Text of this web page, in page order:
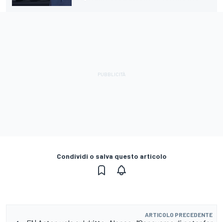
Condividi o salva questo articolo
ARTICOLO PRECEDENTE